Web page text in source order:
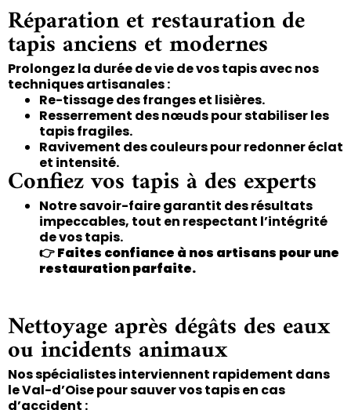
Réparation et restauration de
tapis anciens et modernes
Prolongez la durée de vie de vos tapis avec nos
techniques artisanales :
Re-tissage des franges et lisières.
Resserrement des nœuds pour stabiliser les
tapis fragiles.
Ravivement des couleurs pour redonner éclat
et intensité.
Confiez vos tapis à des experts
Notre savoir-faire garantit des résultats
impeccables, tout en respectant l’intégrité
de vos tapis.
👉Faites confiance à nos artisans pour une
restauration parfaite.
Nettoyage après dégâts des eaux
ou incidents animaux
Nos spécialistes interviennent rapidement dans
le Val-d’Oise pour sauver vos tapis en cas
d’accident :